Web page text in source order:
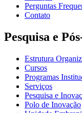
Perguntas
Contato
Pesquisa e
Estrutura
Cursos
Programas
Serviços
Pesquisa e
Polo de Inovação